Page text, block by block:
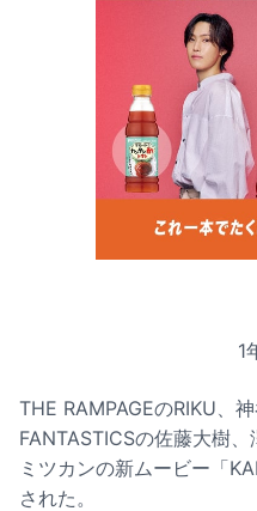
1
THE RAMPAGEのRIKU、
FANTASTICSの佐藤大樹
ミツカンの新ムービー「
された。